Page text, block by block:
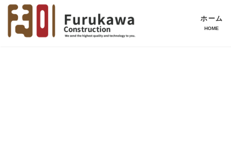
ホーム
HOME